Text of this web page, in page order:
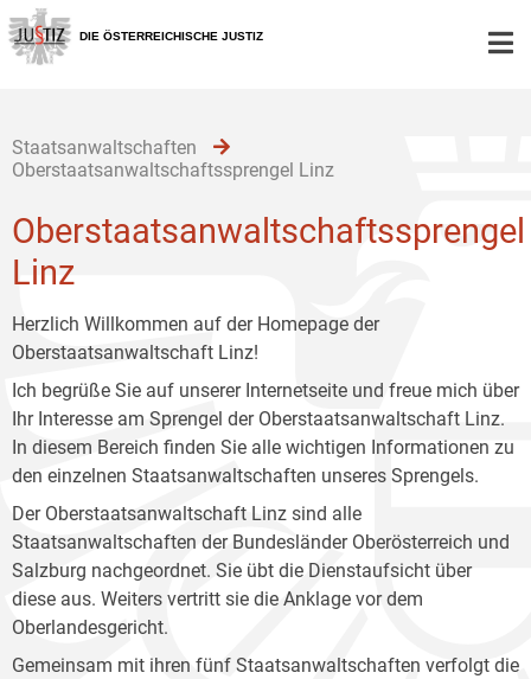
Zur
Hauptnavigation
[1]
Zum
Inhalt
[2]
Zum
Untermenü
[3]
DIE ÖSTERREICHISCHE JUSTIZ
Staatsanwaltschaften
Oberstaatsanwaltschaftssprengel Linz
Oberstaatsanwaltschaftssprengel
Linz
Herzlich Willkommen auf der Homepage der
Oberstaatsanwaltschaft Linz!
Ich begrüße Sie auf unserer Internetseite und freue mich über
Ihr Interesse am Sprengel der Oberstaatsanwaltschaft Linz.
In diesem Bereich finden Sie alle wichtigen Informationen zu
den einzelnen Staatsanwaltschaften unseres Sprengels.
Der Oberstaatsanwaltschaft Linz sind alle
Staatsanwaltschaften der Bundesländer Oberösterreich und
Salzburg nachgeordnet. Sie übt die Dienstaufsicht über
diese aus. Weiters vertritt sie die Anklage vor dem
Oberlandesgericht.
Gemeinsam mit ihren fünf Staatsanwaltschaften verfolgt die